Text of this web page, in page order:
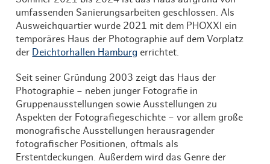
umfassenden Sanierungsarbeiten geschlossen. Als
Ausweichquartier wurde 2021 mit dem PHOXXI ein
temporäres Haus der Photographie auf dem Vorplatz
der
Deichtorhallen Hamburg errichtet.
Seit seiner Gründung 2003 zeigt das Haus der
Photographie – neben junger Fotografie in
Gruppenausstellungen sowie Ausstellungen zu
Aspekten der Fotografiegeschichte – vor allem große
monografische Ausstellungen herausragender
fotografischer Positionen, oftmals als
Erstentdeckungen. Außerdem wird das Genre der